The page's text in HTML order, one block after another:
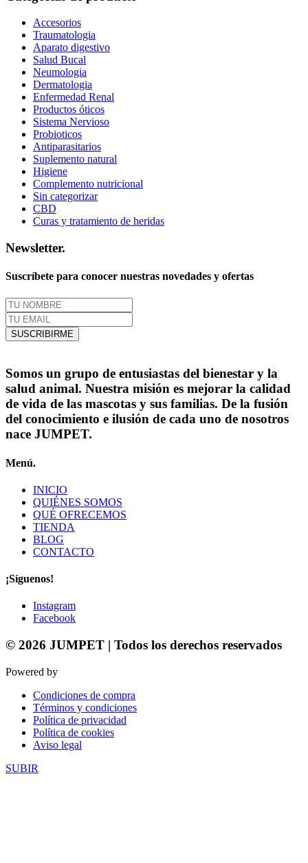
producto
Accesorios
Traumatologia
Aparato digestivo
Salud Bucal
Neumologia
Dermatologia
Enfermedad Renal
Productos óticos
Sistema Nervioso
Probioticos
Antiparasitarios
Suplemento natural
Higiene
Complemento nutricional
Sin categorizar
CBD
Curas y tratamiento de heridas
Newsletter.
Suscríbete para conocer nuestras novedades y ofertas
SUSCRIBIRME
Somos un grupo de entusiastas del bienestar y la
salud animal. Nuestra misión es mejorar la calidad
de vida de las mascotas y sus familias. De la fusión
del conocimiento e ilusión de cada uno de nosotros
nace JUMPET.
Menú.
INICIO
QUIÉNES SOMOS
QUÉ OFRECEMOS
TIENDA
BLOG
CONTACTO
¡Síguenos!
Instagram
Facebook
© 2026 JUMPET | Todos los derechos reservados
Powered by
Condiciones de compra
Términos y condiciones
Política de privacidad
Política de cookies
Aviso legal
SUBIR